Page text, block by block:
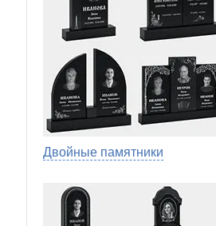
Двойные памятники